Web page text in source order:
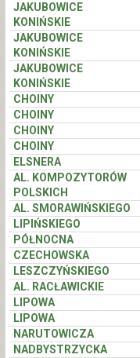
JAKUBOWICE
KONIŃSKIE
JAKUBOWICE
KONIŃSKIE
JAKUBOWICE
KONIŃSKIE
CHOINY
CHOINY
CHOINY
CHOINY
ELSNERA
AL. KOMPOZYTORÓW
POLSKICH
AL. SMORAWIŃSKIEGO
LIPIŃSKIEGO
PÓŁNOCNA
CZECHOWSKA
LESZCZYŃSKIEGO
AL. RACŁAWICKIE
LIPOWA
LIPOWA
NARUTOWICZA
NADBYSTRZYCKA